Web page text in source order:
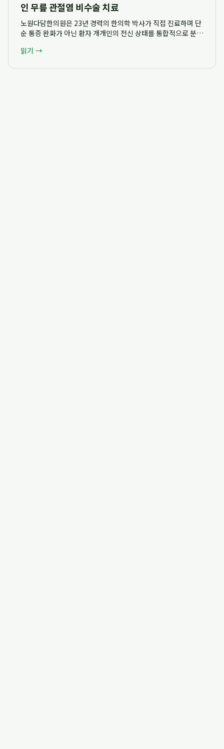
인 무릎 관절염 비수술 치료
노원다담한의원은 23년 경력의 한의학 박사가 직접 진료하며 단
순 통증 완화가 아닌 환자 개개인의 전신 상태를 통합적으로 분석
합니다. 혜원한의원 시절부터 축적된 풍부한 임상 경험을 바탕으
읽기 →